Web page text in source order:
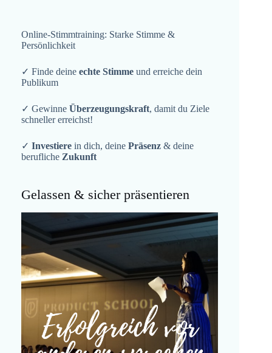
Online-Stimmtraining: Starke Stimme &
Persönlichkeit
✓ Finde deine echte Stimme und erreiche dein
Publikum
✓ Gewinne Überzeugungskraft, damit du Ziele
schneller erreichst!
✓ Investiere in dich, deine Präsenz & deine
berufliche Zukunft
Gelassen & sicher präsentieren